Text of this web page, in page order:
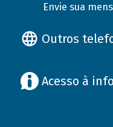
Envie sua
Outros
Acesso à